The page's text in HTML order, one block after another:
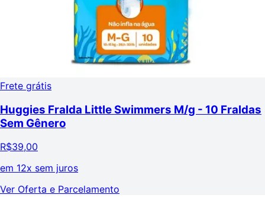
Frete grátis
Huggies Fralda Little Swimmers M/g - 10 Fraldas
Sem Gênero
R$39,00
em 12x sem juros
Ver Oferta e Parcelamento